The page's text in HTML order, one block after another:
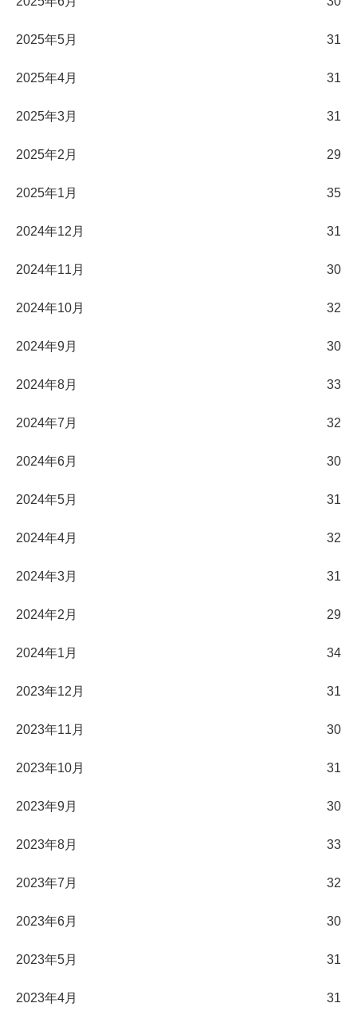
2025年5月 31
2025年4月 31
2025年3月 31
2025年2月 29
2025年1月 35
2024年12月 31
2024年11月 30
2024年10月 32
2024年9月 30
2024年8月 33
2024年7月 32
2024年6月 30
2024年5月 31
2024年4月 32
2024年3月 31
2024年2月 29
2024年1月 34
2023年12月 31
2023年11月 30
2023年10月 31
2023年9月 30
2023年8月 33
2023年7月 32
2023年6月 30
2023年5月 31
2023年4月 31